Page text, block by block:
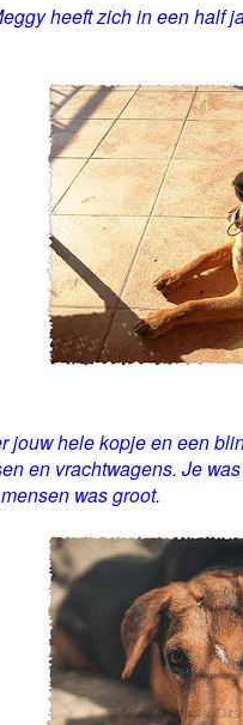
heeft zich in een half
jouw hele kopje en een
en vrachtwagens. Je
was groot.